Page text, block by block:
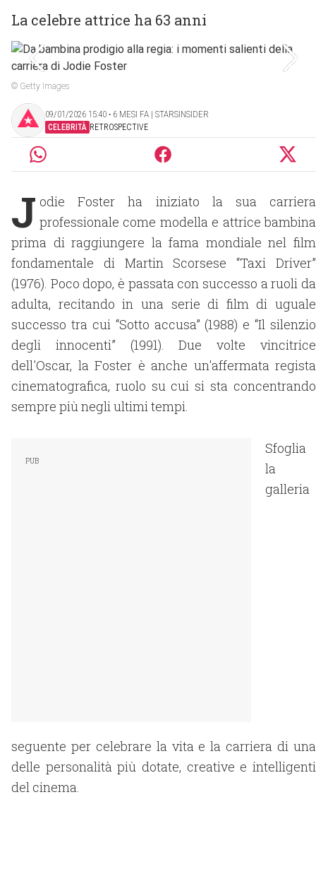
La celebre attrice ha 63 anni
© Getty Images
09/01/2026 15:40 ‧ 6 MESI FA | STARSINSIDER
CELEBRITÀ RETROSPECTIVE
J odie Foster ha iniziato la sua carriera
professionale come modella e attrice bambina
prima di raggiungere la fama mondiale nel film
fondamentale di Martin Scorsese “Taxi Driver”
(1976). Poco dopo, è passata con successo a ruoli da
adulta, recitando in una serie di film di uguale
successo tra cui “Sotto accusa” (1988) e “Il silenzio
degli innocenti” (1991). Due volte vincitrice
dell'Oscar, la Foster è anche un'affermata regista
cinematografica, ruolo su cui si sta concentrando
sempre più negli ultimi tempi.
Sfoglia
la
galleria
seguente per celebrare la vita e la carriera di una
delle personalità più dotate, creative e intelligenti
del cinema.